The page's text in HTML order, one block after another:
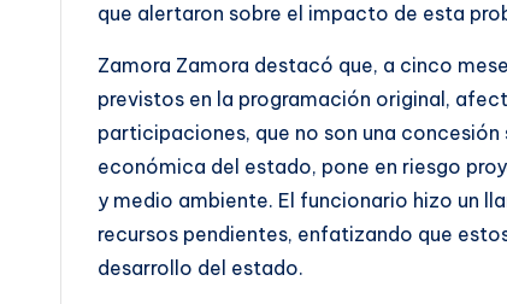
que alertaron sobre el impacto de esta
Zamora Zamora destacó que, a cinco
previstos en la programación original,
participaciones, que no son una
económica del estado, pone en riesgo
y medio ambiente. El funcionario hizo un
recursos pendientes, enfatizando que
desarrollo del estado.